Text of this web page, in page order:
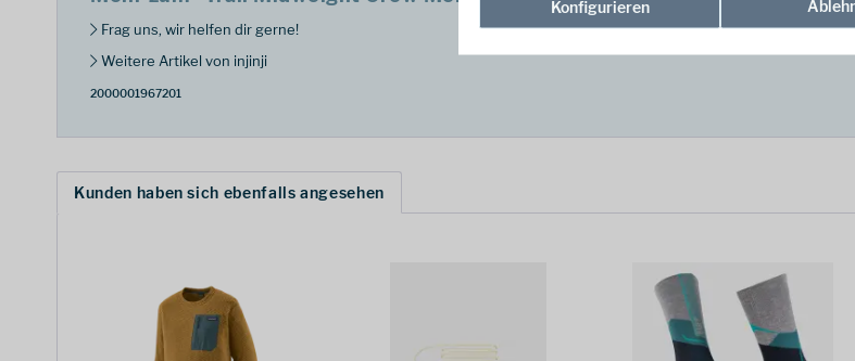
Frag uns, wir helfen dir gerne!
Weitere Artikel von injinji
2000001967201
Kunden haben sich ebenfalls angesehen
Konfigurieren